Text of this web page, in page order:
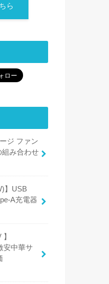
ら
ジ ファン
組み合わせ
】USB
A充電器
安中華サ